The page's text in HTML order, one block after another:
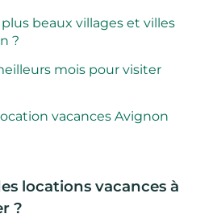
beaux villages et villes
?
mois pour visiter
vacances Avignon
locations vacances à
?